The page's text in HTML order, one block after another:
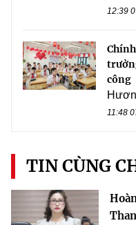
12:39
công
11:48
TIN CÙNG